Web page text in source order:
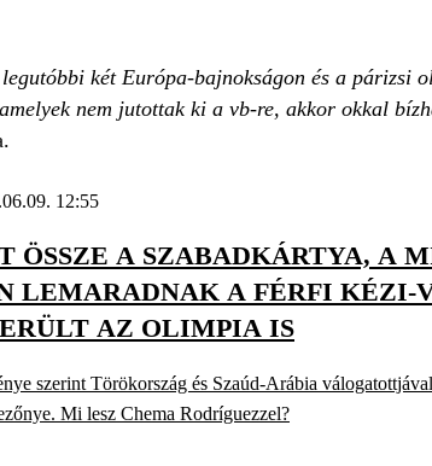
két Európa-bajnokságon és a párizsi
nem jutottak ki a vb-re, akkor okkal
12:55
ÖSSZE A SZABADKÁRTYA, A
LEMARADNAK A FÉRFI KÉZI-
AZ OLIMPIA IS
szerint Törökország és Szaúd-Arábia
Mi lesz Chema Rodríguezzel?